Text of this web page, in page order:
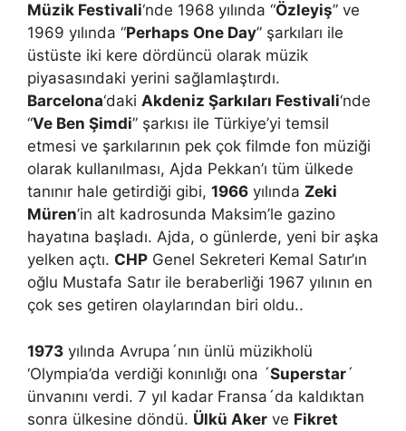
Müzik Festivali‘nde 1968 yılında “Özleyiş” ve
1969 yılında “Perhaps One Day” şarkıları ile
üstüste iki kere dördüncü olarak müzik
piyasasındaki yerini sağlamlaştırdı.
Barcelona‘daki Akdeniz Şarkıları Festivali‘nde
“Ve Ben Şimdi” şarkısı ile Türkiye’yi temsil
etmesi ve şarkılarının pek çok filmde fon müziği
olarak kullanılması, Ajda Pekkan’ı tüm ülkede
tanınır hale getirdiği gibi, 1966 yılında Zeki
Müren’in alt kadrosunda Maksim’le gazino
hayatına başladı. Ajda, o günlerde, yeni bir aşka
yelken açtı. CHP Genel Sekreteri Kemal Satır’ın
oğlu Mustafa Satır ile beraberliği 1967 yılının en
çok ses getiren olaylarından biri oldu..
1973 yılında Avrupa´nın ünlü müzikholü
‘Olympia’da verdiği konınlığı ona ´Superstar´
ünvanını verdi. 7 yıl kadar Fransa´da kaldıktan
sonra ülkesine döndü. Ülkü Aker ve Fikret